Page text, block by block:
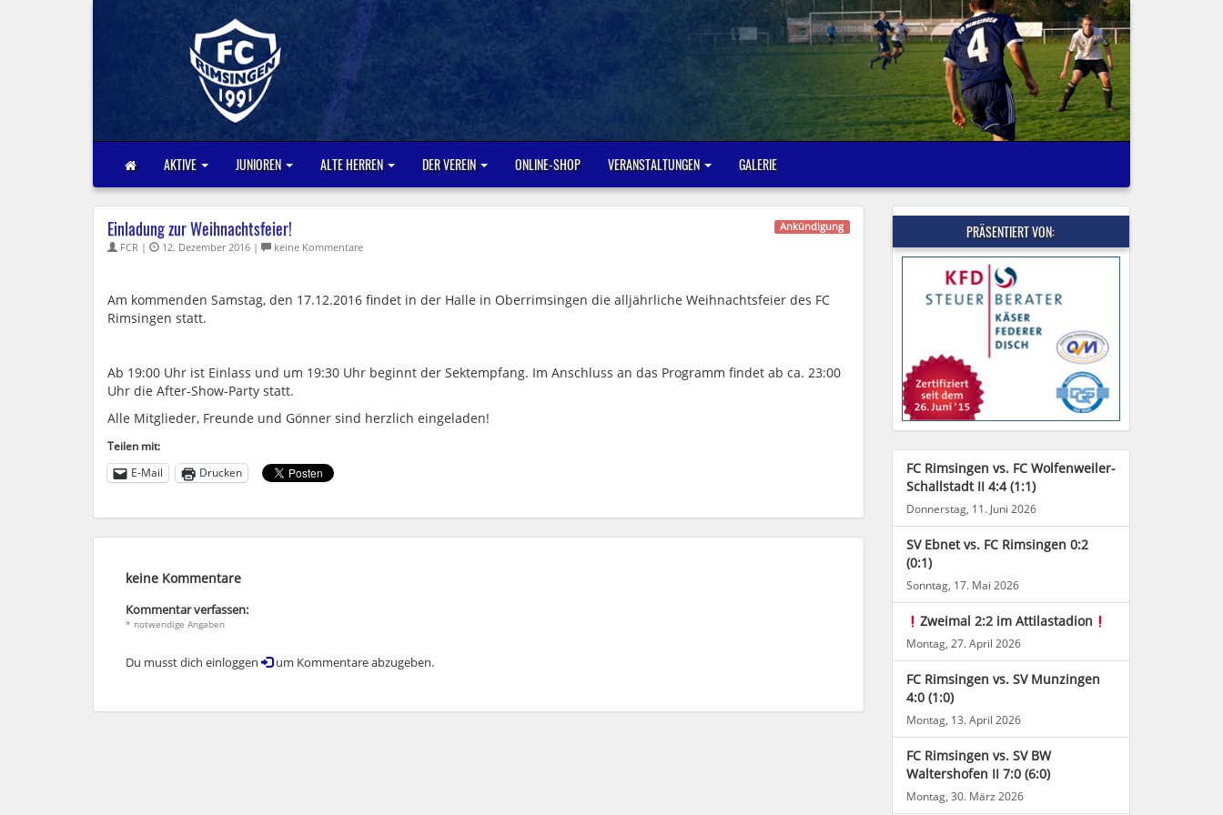
AKTIVE JUNIOREN ALTE HERREN DER VEREIN ONLINE-SHOP VERANSTALTUNGEN GALERIE
Einladung zur Weihnachtsfeier! Ankündigung
FCR | 12. Dezember 2016 | keine Kommentare
Am kommenden Samstag, den 17.12.2016 findet in der Halle in Oberrimsingen die alljährliche Weihnachtsfeier des FC
Rimsingen statt.
Ab 19:00 Uhr ist Einlass und um 19:30 Uhr beginnt der Sektempfang. Im Anschluss an das Programm findet ab ca. 23:00
Uhr die After-Show-Party statt.
Alle Mitglieder, Freunde und Gönner sind herzlich eingeladen!
Teilen mit:
E-Mail
Drucken
keine Kommentare
Kommentar verfassen:
* notwendige Angaben
Du musst dich einloggen um Kommentare abzugeben.
PRÄSENTIERT VON:
FC Rimsingen vs. FC Wolfenweiler-
Schallstadt II 4:4 (1:1)
Donnerstag, 11. Juni 2026
SV Ebnet vs. FC Rimsingen 0:2
(0:1)
Sonntag, 17. Mai 2026
Zweimal 2:2 im Attilastadion
Montag, 27. April 2026
FC Rimsingen vs. SV Munzingen
4:0 (1:0)
Montag, 13. April 2026
FC Rimsingen vs. SV BW
Waltershofen II 7:0 (6:0)
Montag, 30. März 2026